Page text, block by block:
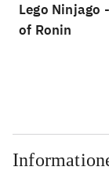
Lego Ninjago
of Ronin